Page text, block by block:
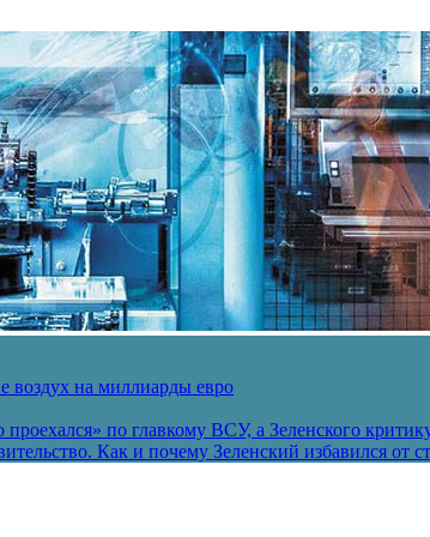
воздух на миллиарды евро
по главкому ВСУ, а Зеленского
Как и почему Зеленский избавился от